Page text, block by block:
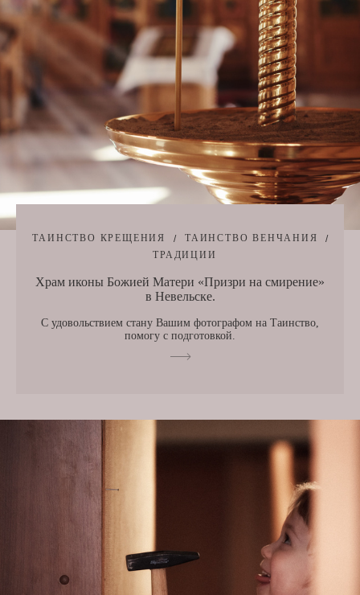
ТАИНСТВО КРЕЩЕНИЯ
ТАИНСТВО ВЕНЧАНИЯ
ТРАДИЦИИ
Храм иконы Божией Матери «Призри на смирение»
в Невельске.
С удовольствием стану Вашим фотографом на Таинство,
помогу с подготовкой.